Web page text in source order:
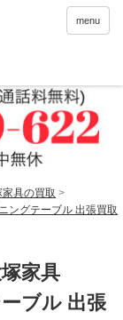
menu
家具の買取 >
ングテーブル 出張買取
家具
ブル 出張